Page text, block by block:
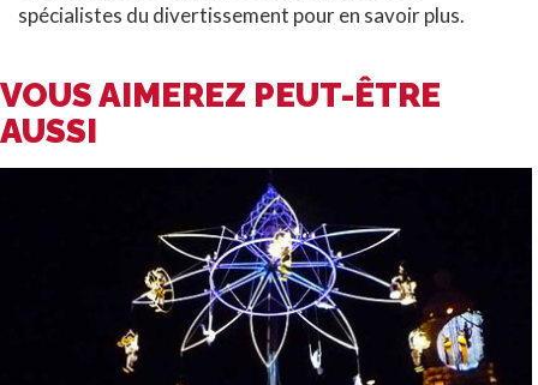
spécialistes du divertissement pour en savoir plus.
VOUS AIMEREZ PEUT-ÊTRE
AUSSI